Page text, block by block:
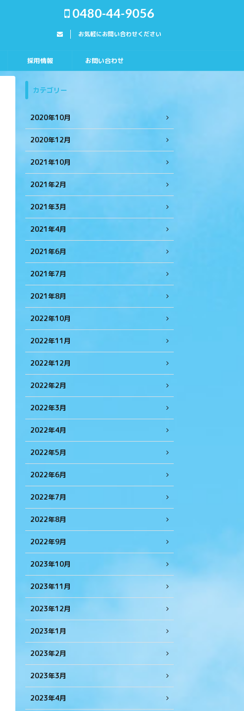
0480-44-9056
お気軽にお問い合わせください
採用情報 お問い合わせ
カテゴリー
2020年10月
2020年12月
2021年10月
2021年2月
2021年3月
2021年4月
2021年6月
2021年7月
2021年8月
2022年10月
2022年11月
2022年12月
2022年2月
2022年3月
2022年4月
2022年5月
2022年6月
2022年7月
2022年8月
2022年9月
2023年10月
2023年11月
2023年12月
2023年1月
2023年2月
2023年3月
2023年4月